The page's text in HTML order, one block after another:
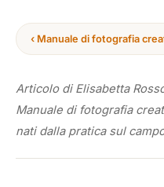
‹ Manuale di fotografia
Articolo di Elisabetta
Manuale di fotografia
nati dalla pratica sul